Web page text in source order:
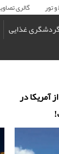
تور گالری
غذایی
4 ساله از آمریکا در